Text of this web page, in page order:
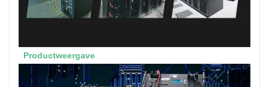
Productweergave